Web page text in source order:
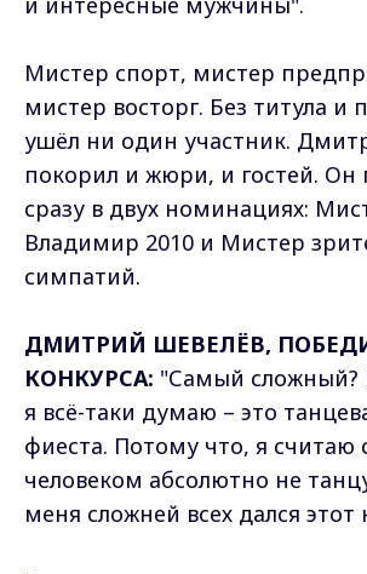
Мистер спорт, мистер
мистер восторг. Без титула и
ушёл ни один участник.
покорил и жюри, и гостей. Он
сразу в двух номинациях:
Владимир 2010 и Мистер
симпатий.
ДМИТРИЙ ШЕВЕЛЁВ,
КОНКУРСА: "Самый сложный?
я всё-таки думаю – это
фиеста. Потому что, я считаю
человеком абсолютно не
меня сложней всех дался этот